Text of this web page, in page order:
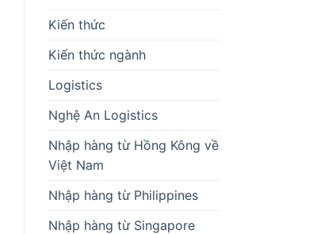
Kiến thức
Kiến thức ngành
Logistics
Nghệ An Logistics
Nhập hàng từ Hồng Kông về
Việt Nam
Nhập hàng từ Philippines
Nhập hàng từ Singapore